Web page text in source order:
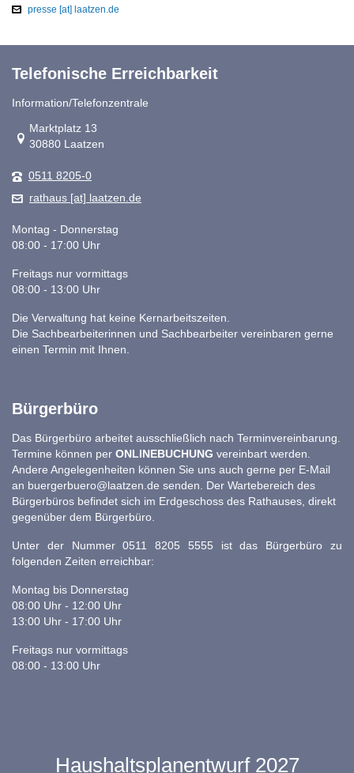
presse [at] laatzen.de
Telefonische Erreichbarkeit
Information/Telefonzentrale
Link zur Google-Maps Navigation
Marktplatz 13
30880 Laatzen
0511 8205-0
rathaus [at] laatzen.de
Montag - Donnerstag
08:00 - 17:00 Uhr
Freitags nur vormittags
08:00 - 13:00 Uhr
Die Verwaltung hat keine Kernarbeitszeiten.
Die Sachbearbeiterinnen und Sachbearbeiter vereinbaren gerne
einen Termin mit Ihnen.
Bürgerbüro
Das Bürgerbüro arbeitet ausschließlich nach Terminvereinbarung.
Termine können per ONLINEBUCHUNG vereinbart werden.
Andere Angelegenheiten können Sie uns auch gerne per E-Mail
an buergerbuero@laatzen.de senden. Der Wartebereich des
Bürgerbüros befindet sich im Erdgeschoss des Rathauses, direkt
gegenüber dem Bürgerbüro.
Unter der Nummer 0511 8205 5555 ist das Bürgerbüro zu
folgenden Zeiten erreichbar:
Montag bis Donnerstag
08:00 Uhr - 12:00 Uhr
13:00 Uhr - 17:00 Uhr
Freitags nur vormittags
08:00 - 13:00 Uhr
Haushaltsplanentwurf 2027